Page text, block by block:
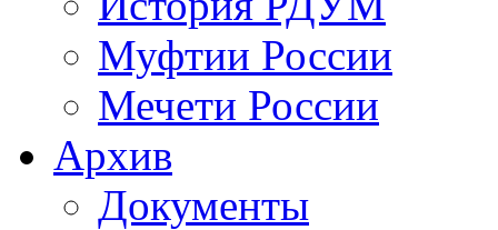
Муфтии России
Мечети России
Архив
Документы